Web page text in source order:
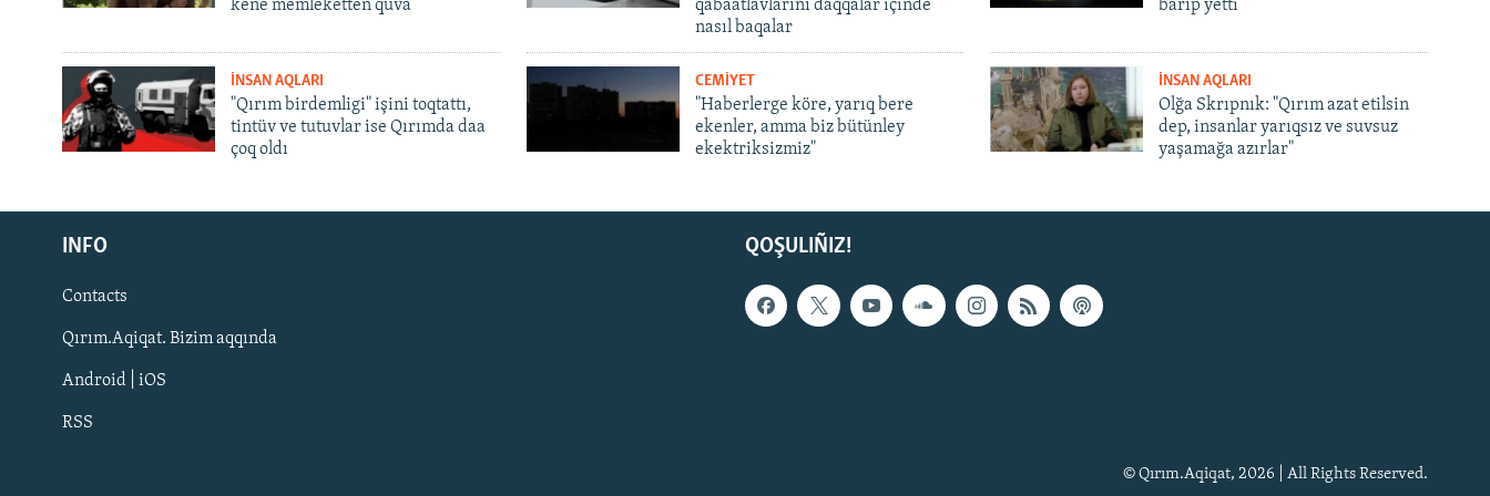
Русский
Українською
QOŞULIÑIZ!
kene memleketten quva
qabaatlavlarını daqqalar içinde
nasıl baqalar
barıp yetti
İNSAN AQLARI
"Qırım birdemligi" işini toqtattı,
tintüv ve tutuvlar ise Qırımda daa
çoq oldı
CEMİYET
"Haberlerge köre, yarıq bere
ekenler, amma biz bütünley
ekektriksizmiz"
İNSAN AQLARI
Olğa Skrıpnık: "Qırım azat etilsin
dep, insanlar yarıqsız ve suvsuz
yaşamağa azırlar"
QOŞULIÑIZ!
INFO
Contacts
Qırım.Aqiqat. Bizim aqqında
Android | iOS
RSS
© Qırım.Aqiqat, 2026 | All Rights Reserved.